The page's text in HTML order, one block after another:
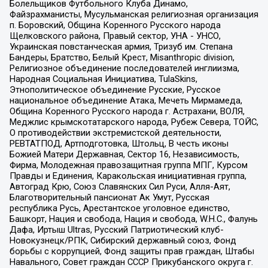
Болельщиков Футбольного Клуба Динамо,
Файзрахманисты, Мусульманская религиозная организация
п. Боровский, Община Коренного Русского народа
Щелковского района, Правый сектор, УНА - УНСО,
Украинская повстанческая армия, Тризуб им. Степана
Бандеры, Братство, Белый Крест, Misanthropic division,
Религиозное объединение последователей инглиизма,
Народная Социальная Инициатива, TulaSkins,
Этнополитическое объединение Русские, Русское
национальное объединение Атака, Мечеть Мирмамеда,
Община Коренного Русского народа г. Астрахани, ВОЛЯ,
Меджлис крымскотатарского народа, Рубеж Севера, ТОЙС,
О противодействии экстремистской деятельности,
РЕВТАТПОД, Артподготовка, Штольц, В честь иконы
Божией Матери Державная, Сектор 16, Независимость,
Фирма, Молодежная правозащитная группа МПГ, Курсом
Правды и Единения, Каракольская инициативная группа,
Автоград Крю, Союз Славянских Сил Руси, Алля-Аят,
Благотворительный пансионат Ак Умут, Русская
республика Русь, Арестантское уголовное единство,
Башкорт, Нация и свобода, Нация и свобода, W.H.С., Фалунь
Дафа, Иртыш Ultras, Русский Патриотический клуб-
Новокузнецк/РПК, Сибирский державный союз, Фонд
борьбы с коррупцией, Фонд защиты прав граждан, Штабы
Навального, Совет граждан СССР Прикубанского округа г.